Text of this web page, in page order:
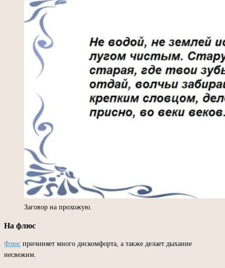
Заговор на прохожую.
На флюс
Флюс причиняет много дискомфорта, а также делает дыхание
несвежим.